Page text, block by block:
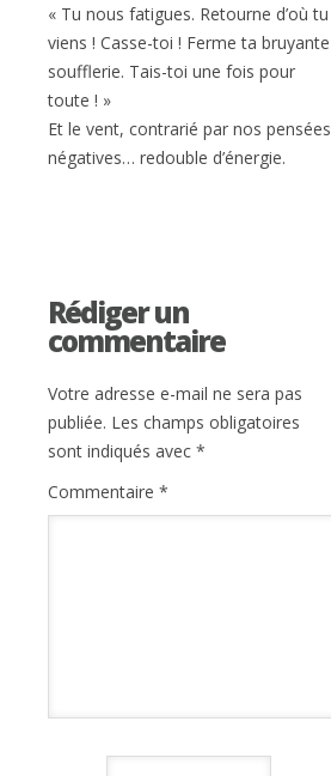
« Tu nous fatigues. Retourne d’où tu
viens ! Casse-toi ! Ferme ta bruyante
soufflerie. Tais-toi une fois pour
toute ! »
Et le vent, contrarié par nos pensées
négatives… redouble d’énergie.
Rédiger un
commentaire
Votre adresse e-mail ne sera pas
publiée. Les champs obligatoires
sont indiqués avec *
Commentaire *